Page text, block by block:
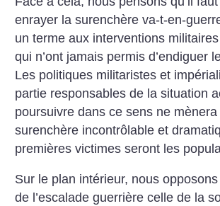
enrayer la surenchère va-t-en-
un terme aux interventions
qui n’ont jamais permis d’endiguer
Les politiques militaristes et
partie responsables de la situation
poursuivre dans ce sens ne mènera
surenchère incontrôlable et
premières victimes seront les
Sur le plan intérieur, nous
de l’escalade guerrière celle de la